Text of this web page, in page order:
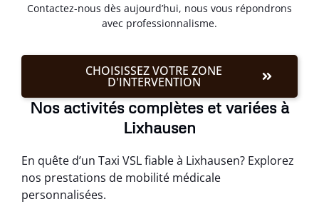
Contactez-nous dès aujourd’hui, nous vous répondrons
avec professionnalisme.
CHOISISSEZ VOTRE ZONE
D'INTERVENTION
Nos activités complètes et variées à
Lixhausen
En quête d’un Taxi VSL fiable à Lixhausen? Explorez
nos prestations de mobilité médicale
personnalisées.